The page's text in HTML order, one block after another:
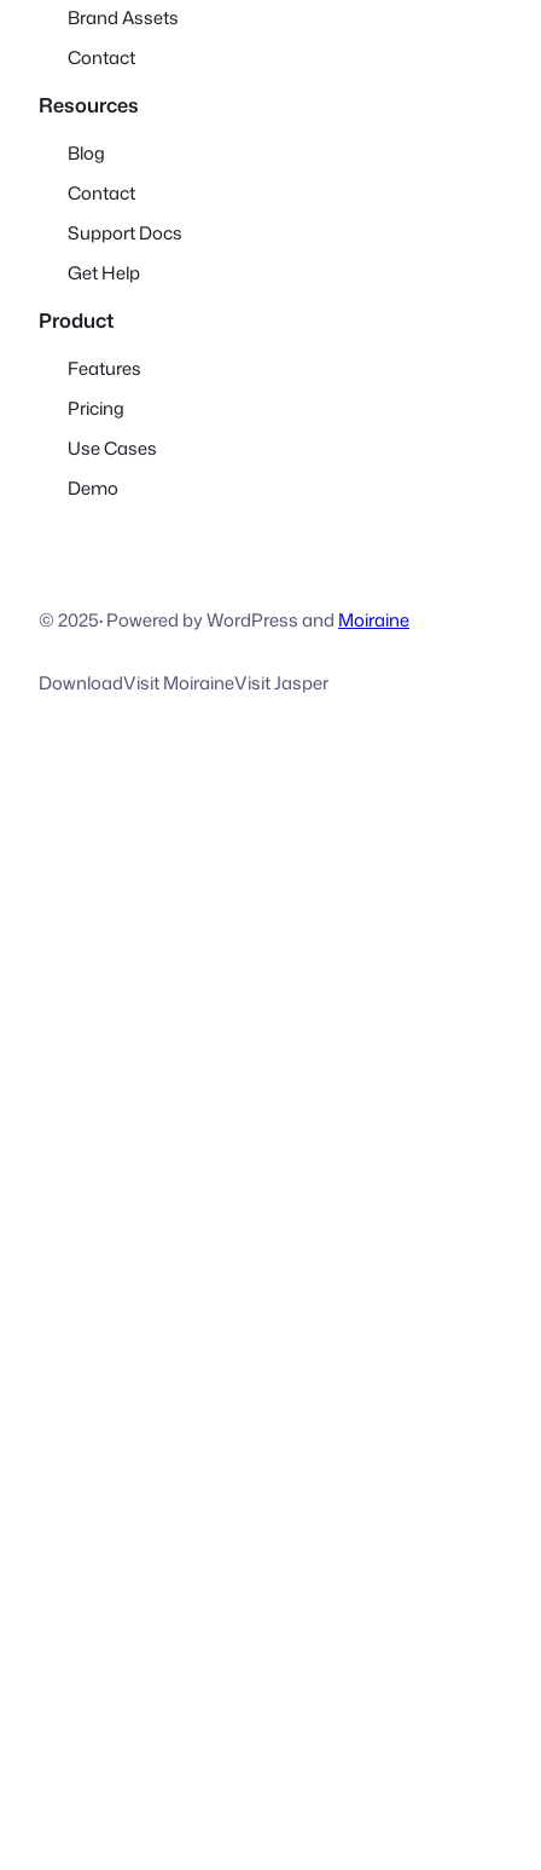
Brand Assets
Contact
Resources
Blog
Contact
Support Docs
Get Help
Product
Features
Pricing
Use Cases
Demo
© 2025·Powered by WordPress and Moiraine
DownloadVisit MoiraineVisit Jasper